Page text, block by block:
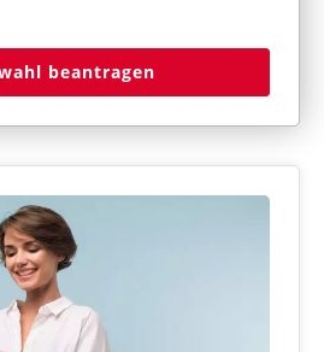
beantragen